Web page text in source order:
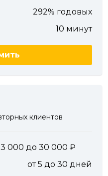
292% годовых
10 минут
клиентов
3 000 до 30 000
от 5 до 30 дней